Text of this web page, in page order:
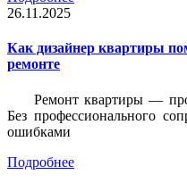
26.11.2025
Как дизайнер квартиры
ремонте
Ремонт квартиры —
Без профессионального
ошибками
Подробнее